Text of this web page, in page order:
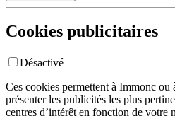
Cookies publicitaires
Désactivé
Ces cookies permettent à Immonc ou
présenter les publicités les plus
centres d’intérêt en fonction de votre